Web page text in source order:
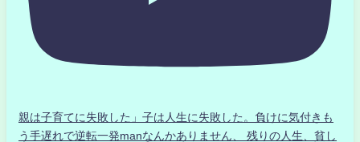
親は子育てに失敗した」子は人生に失敗した。負けに気付きも
う手遅れで逆転一発manなんかありません、 残りの人生、貧し